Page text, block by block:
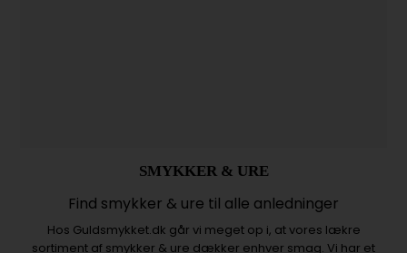
SMYKKER & URE
Find smykker & ure til alle anledninger
Hos Guldsmykket.dk går vi meget op i, at vores lækre
sortiment af smykker & ure dækker enhver smag. Vi har et